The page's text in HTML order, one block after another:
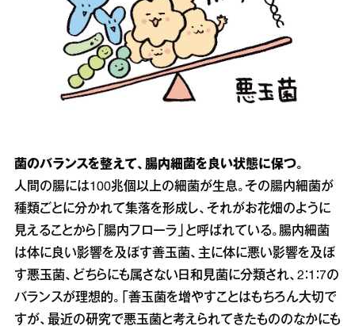
菌のバランスを整えて、腸内細菌を良い状態に保つ。
人間の腸には100兆個以上の細菌が生息。その腸内細菌が
種類ごとに分かれて集落を形成し、それがお花畑のように
見えることから「腸内フローラ」と呼ばれている。腸内細菌
は体に良い影響を及ぼす善玉菌、主に体に悪い影響を及ぼ
す悪玉菌、どちらにも属さない日和見菌に分類され、2：1：7の
バランスが理想的。「善玉菌を増やすことはもちろん大切で
すが、最近の研究で悪玉菌と考えられてきたもののなかにも